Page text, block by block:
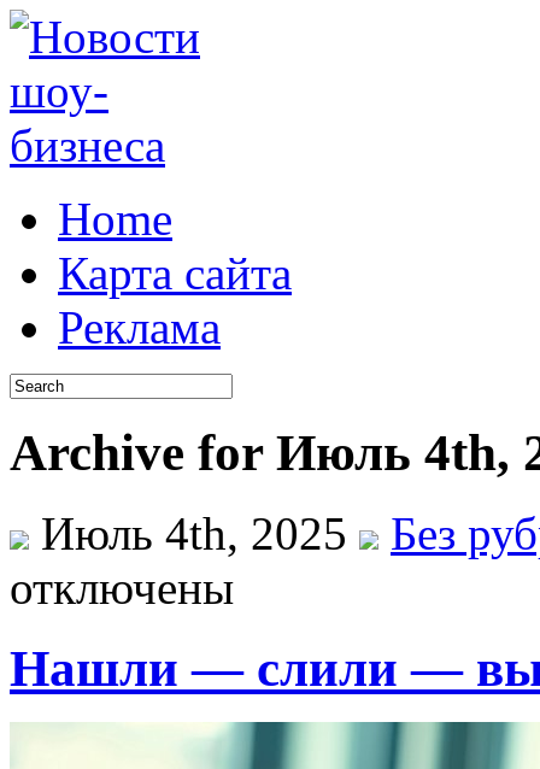
Home
Карта сайта
Реклама
Archive for Июль 4th,
Июль 4th, 2025
Без
отключены
Нашли — слили —